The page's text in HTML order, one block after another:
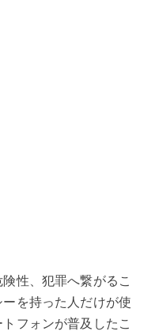
性、犯罪へ繋がるこ
を持った人だけが使
フォンが普及したこ